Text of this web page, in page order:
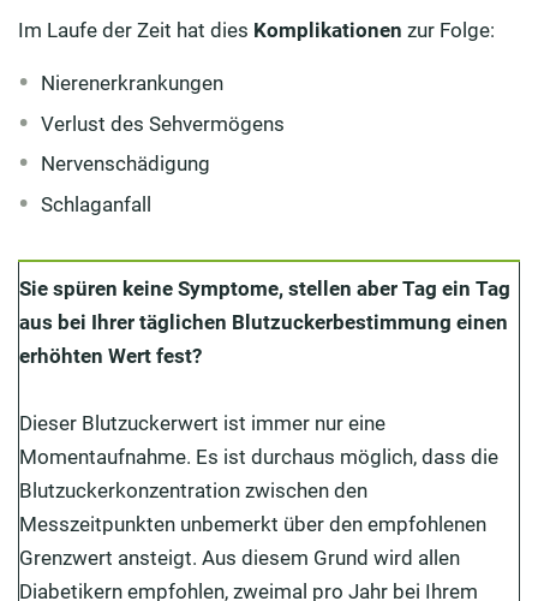
Im Laufe der Zeit hat dies Komplikationen zur Folge:
Nierenerkrankungen
Verlust des Sehvermögens
Nervenschädigung
Schlaganfall
Sie spüren keine Symptome, stellen aber Tag ein Tag
aus bei Ihrer täglichen Blutzuckerbestimmung einen
erhöhten Wert fest?
Dieser Blutzuckerwert ist immer nur eine
Momentaufnahme. Es ist durchaus möglich, dass die
Blutzuckerkonzentration zwischen den
Messzeitpunkten unbemerkt über den empfohlenen
Grenzwert ansteigt. Aus diesem Grund wird allen
Diabetikern empfohlen, zweimal pro Jahr bei Ihrem